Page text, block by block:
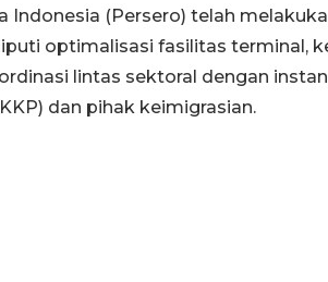
Indonesia (Persero) telah
optimalisasi fasilitas terminal,
lintas sektoral dengan
dan pihak keimigrasian.